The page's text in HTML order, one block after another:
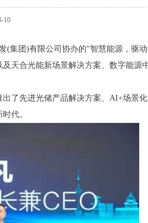
10
集团)有限公司协办的“智慧能源，驱
天合光能新场景解决方案、数字能源
了先进光储产品解决方案、AI+场景
代。